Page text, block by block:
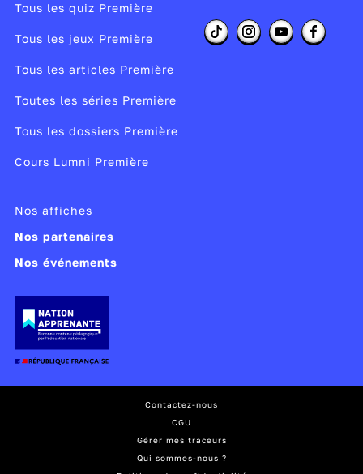
Tous les quiz Première
Tous les jeux Première
Tous les articles Première
Toutes les séries Première
Tous les dossiers Première
Cours Lumni Première
Nos affiches
Nos partenaires
Nos événements
Contactez-nous
CGU
Gérer mes traceurs
Qui sommes-nous ?